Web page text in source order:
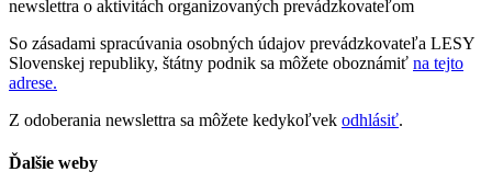
newslettra o aktivitách organizovaných prevádzkovateľom
So zásadami spracúvania osobných údajov prevádzkovateľa LESY
Slovenskej republiky, štátny podnik sa môžete oboznámiť na tejto
adrese.
Z odoberania newslettra sa môžete kedykoľvek odhlásiť.
Ďalšie weby